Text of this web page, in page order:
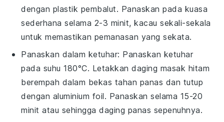
dengan plastik pembalut. Panaskan pada kuasa
sederhana selama 2-3 minit, kacau sekali-sekala
untuk memastikan pemanasan yang sekata.
Panaskan dalam ketuhar: Panaskan ketuhar
pada suhu 180°C. Letakkandaging masak hitam
berempah dalam bekas tahan panas dan tutup
dengan aluminium foil. Panaskan selama 15-20
minit atau sehingga daging panas sepenuhnya.